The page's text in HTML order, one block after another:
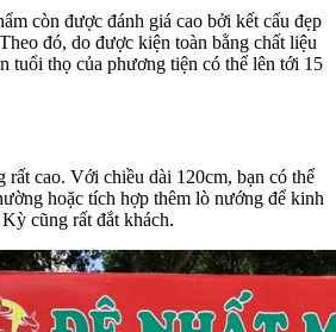
còn được đánh giá cao bởi kết cấu đẹp
đó, do được kiện toàn bằng chất liệu
tuổi thọ của phương tiện có thể lên tới 15
rất cao. Với chiều dài 120cm, bạn có thể
hoặc tích hợp thêm lò nướng để kinh
cũng rất đắt khách.